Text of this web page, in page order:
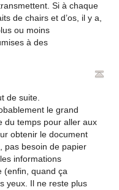
Si à chaque
de chairs et d’os, il y a,
ou moins
à des
de suite.
le grand
du temps pour aller aux
obtenir le document
pas besoin de papier
informations
(enfin, quand ça
yeux. Il ne reste plus